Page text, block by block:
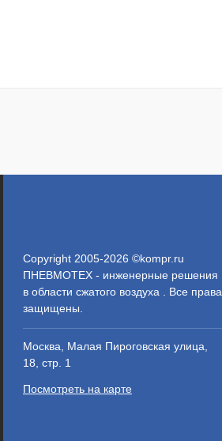
Copyright 2005-2026 ©kompr.ru
ПНЕВМОТЕХ - инженерные решения
в области сжатого воздуха . Все права
защищены.
Москва, Малая Пироговская улица,
18, стр. 1
Посмотреть на карте